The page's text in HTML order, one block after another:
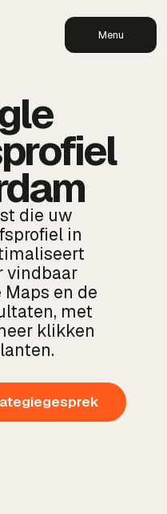
Menu
die uw
in
vindbaar
en de
met
klikken